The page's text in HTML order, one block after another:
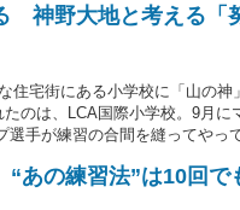
神野大地と考える「
住宅街にある小学校に「山の
のは、LCA国際小学校。9月に
手が練習の合間を縫ってやっ
あの練習法”は10回で